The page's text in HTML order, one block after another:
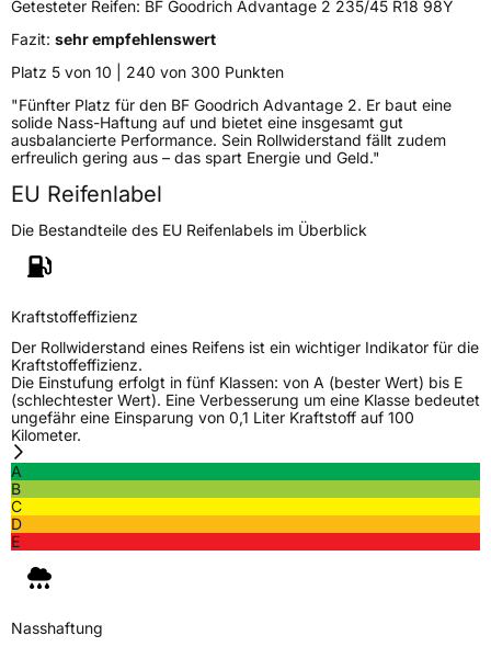
EffizienzB
NasshaftungA
Rollgeräusch (Klasse)
Rollgeräusch (dB)
3PMSF / Schneeflockensymbol / Alpine-Symbol Nein
EisgripNein
EPREL ID2271406
Allgemeine Produktsicherheit (GPSR)
HerstellerkontaktMANUFACTURE FRANCAISE DES
PNEUMATIQUES MICHELIN, place des
Carmes-Déchaux 23 63000 Clermont-
Getesteter Reifen: BF Goodrich Advantage 2 235/45 R18 98Y
Fazit: sehr empfehlenswert
Platz 5 von 10 | 240 von 300 Punkten
"Fünfter Platz für den BF Goodrich Advantage 2. Er baut eine
solide Nass-Haftung auf und bietet eine insgesamt gut
ausbalancierte Performance. Sein Rollwiderstand fällt zudem
erfreulich gering aus – das spart Energie und Geld."
EU Reifenlabel
Die Bestandteile des EU Reifenlabels im Überblick
Kraftstoffeffizienz
Der Rollwiderstand eines Reifens ist ein wichtiger Indikator für die
Kraftstoffeffizienz.
Die Einstufung erfolgt in fünf Klassen: von A (bester Wert) bis E
(schlechtester Wert). Eine Verbesserung um eine Klasse bedeutet
ungefähr eine Einsparung von 0,1 Liter Kraftstoff auf 100
Kilometer.
A
B
C
D
E
Nasshaftung